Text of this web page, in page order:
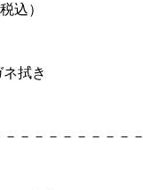
込）
拭き
－－－－－－－－－